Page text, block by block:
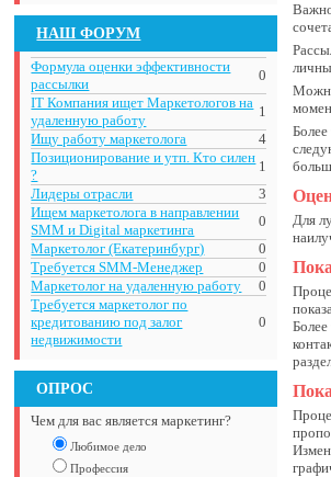
НАШ ФОРУМ
Формула оценки эффективности
рассылки
0
IT Компания ищет Маркетологов на
удаленную работу
1
Ищу работу маркетолога
4
Позиционирование и утп. Кто силен
?
1
Лидеры отрасли
3
Ищем маркетолога в направлении
SMM и Digital маркетинга
0
Маркетолог (Екатеринбург)
0
Требуется SMM-Менеджер
0
Маркетолог на удаленную работу
0
Требуется маркетолог по
кредитованию под залог
недвижимости
0
ОПРОС
Чем для вас является маркетинг?
Любимое дело
Профессия
Для